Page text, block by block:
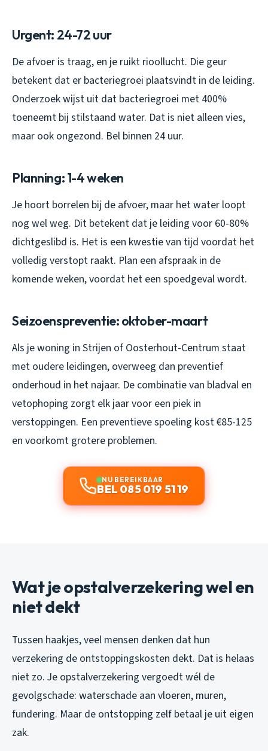
Urgent: 24-72 uur
De afvoer is traag, en je ruikt rioollucht. Die geur
betekent dat er bacteriegroei plaatsvindt in de leiding.
Onderzoek wijst uit dat bacteriegroei met 400%
toeneemt bij stilstaand water. Dat is niet alleen vies,
maar ook ongezond. Bel binnen 24 uur.
Planning: 1-4 weken
Je hoort borrelen bij de afvoer, maar het water loopt
nog wel weg. Dit betekent dat je leiding voor 60-80%
dichtgeslibd is. Het is een kwestie van tijd voordat het
volledig verstopt raakt. Plan een afspraak in de
komende weken, voordat het een spoedgeval wordt.
Seizoenspreventie: oktober-maart
Als je woning in Strijen of Oosterhout-Centrum staat
met oudere leidingen, overweeg dan preventief
onderhoud in het najaar. De combinatie van bladval en
vetophoping zorgt elk jaar voor een piek in
verstoppingen. Een preventieve spoeling kost €85-125
en voorkomt grotere problemen.
NU BEREIKBAAR
BEL 085 019 51 19
Wat je opstalverzekering wel en
niet dekt
Tussen haakjes, veel mensen denken dat hun
verzekering de ontstoppingskosten dekt. Dat is helaas
niet zo. Je opstalverzekering vergoedt wél de
gevolgschade: waterschade aan vloeren, muren,
fundering. Maar de ontstopping zelf betaal je uit eigen
zak.